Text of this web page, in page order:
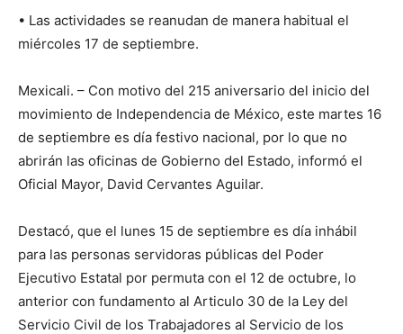
• Las actividades se reanudan de manera habitual el
miércoles 17 de septiembre.
Mexicali. – Con motivo del 215 aniversario del inicio del
movimiento de Independencia de México, este martes 16
de septiembre es día festivo nacional, por lo que no
abrirán las oficinas de Gobierno del Estado, informó el
Oficial Mayor, David Cervantes Aguilar.
Destacó, que el lunes 15 de septiembre es día inhábil
para las personas servidoras públicas del Poder
Ejecutivo Estatal por permuta con el 12 de octubre, lo
anterior con fundamento al Articulo 30 de la Ley del
Servicio Civil de los Trabajadores al Servicio de los